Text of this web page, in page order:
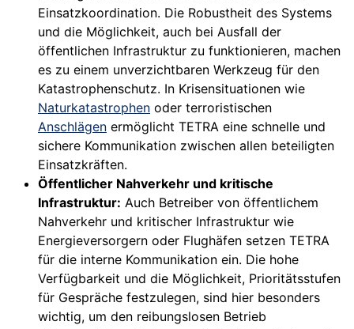
Einsatzkoordination. Die Robustheit des Systems
und die Möglichkeit, auch bei Ausfall der
öffentlichen Infrastruktur zu funktionieren, machen
es zu einem unverzichtbaren Werkzeug für den
Katastrophenschutz. In Krisensituationen wie
Naturkatastrophen oder terroristischen
Anschlägen ermöglicht TETRA eine schnelle und
sichere Kommunikation zwischen allen beteiligten
Einsatzkräften.
Öffentlicher Nahverkehr und kritische
Infrastruktur: Auch Betreiber von öffentlichem
Nahverkehr und kritischer Infrastruktur wie
Energieversorgern oder Flughäfen setzen TETRA
für die interne Kommunikation ein. Die hohe
Verfügbarkeit und die Möglichkeit, Prioritätsstufen
für Gespräche festzulegen, sind hier besonders
wichtig, um den reibungslosen Betrieb